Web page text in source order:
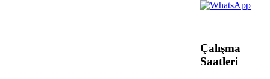
Çalışma
Saatleri